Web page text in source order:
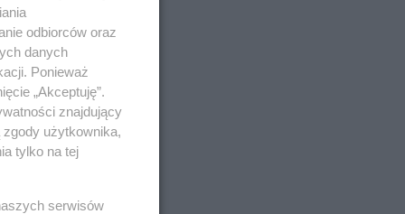
odbiorców oraz
danych
Ponieważ
„Akceptuję”.
znajdujący
użytkownika,
tylko na tej
serwisów